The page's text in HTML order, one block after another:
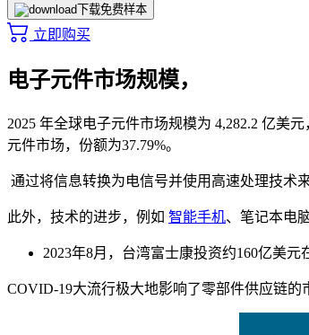
下载免费样本
立即购买
电子元件市场规模，
2025 年全球电子元件市场规模为 4,282.2 亿美
元件市场，份额为37.79%。
通过将信息转换为电信号并使用高速处理技术
此外，技术的进步，例如 智能手机、笔记本电
2023年8月，台湾富士康投资约160亿美
COVID-19大流行极大地影响了零部件供应链